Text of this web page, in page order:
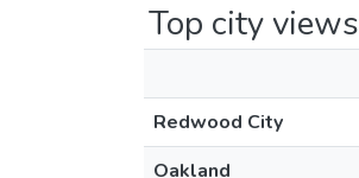
Top city views
Redwood City
Oakland